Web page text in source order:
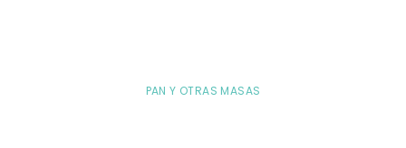
PAN Y OTRAS MASAS